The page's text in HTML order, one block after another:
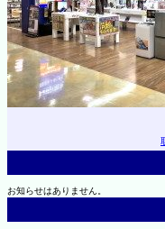
お知らせはありません。